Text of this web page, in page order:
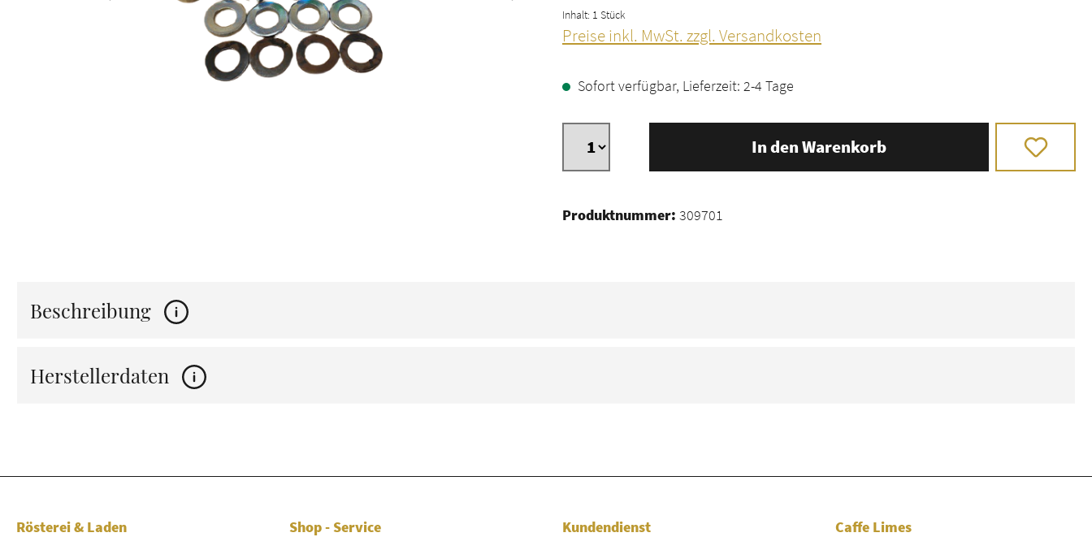
Inhalt: 1 Stück
Preise inkl. MwSt. zzgl. Versandkosten
Sofort verfügbar, Lieferzeit: 2-4 Tage
In den Warenkorb
Produktnummer: 309701
Beschreibung
Herstellerdaten
Rösterei & Laden
Shop - Service
Kundendienst
Caffe Limes